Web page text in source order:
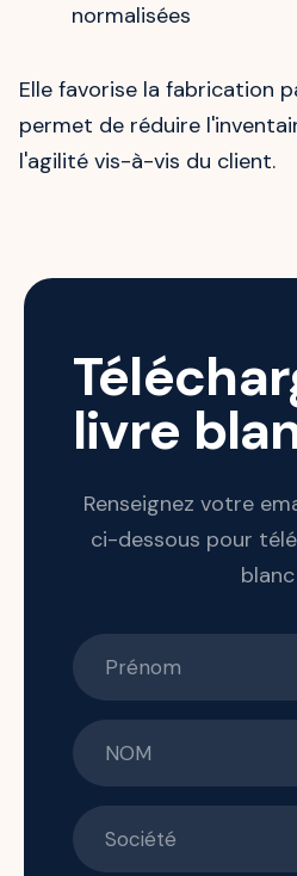
normalisées
Elle favorise la fabrication
permet de réduire
l'agilité vis-à-vis du client.
livre
Renseignez votre
ci-dessous pour
blanc